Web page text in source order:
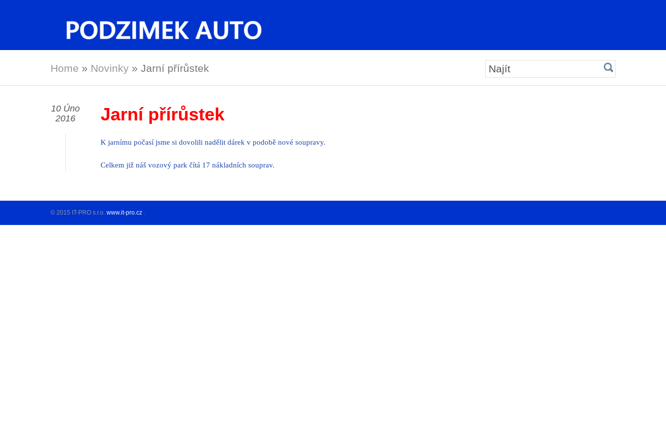
Home » Novinky » Jarní přírůstek Najít:
10 Úno
2016
Jarní přírůstek
K jarnímu počasí jsme si dovolili nadělit dárek v podobě nové soupravy.
Celkem již náš vozový park čítá 17 nákladních souprav.
© 2015 IT-PRO s.r.o. www.it-pro.cz .